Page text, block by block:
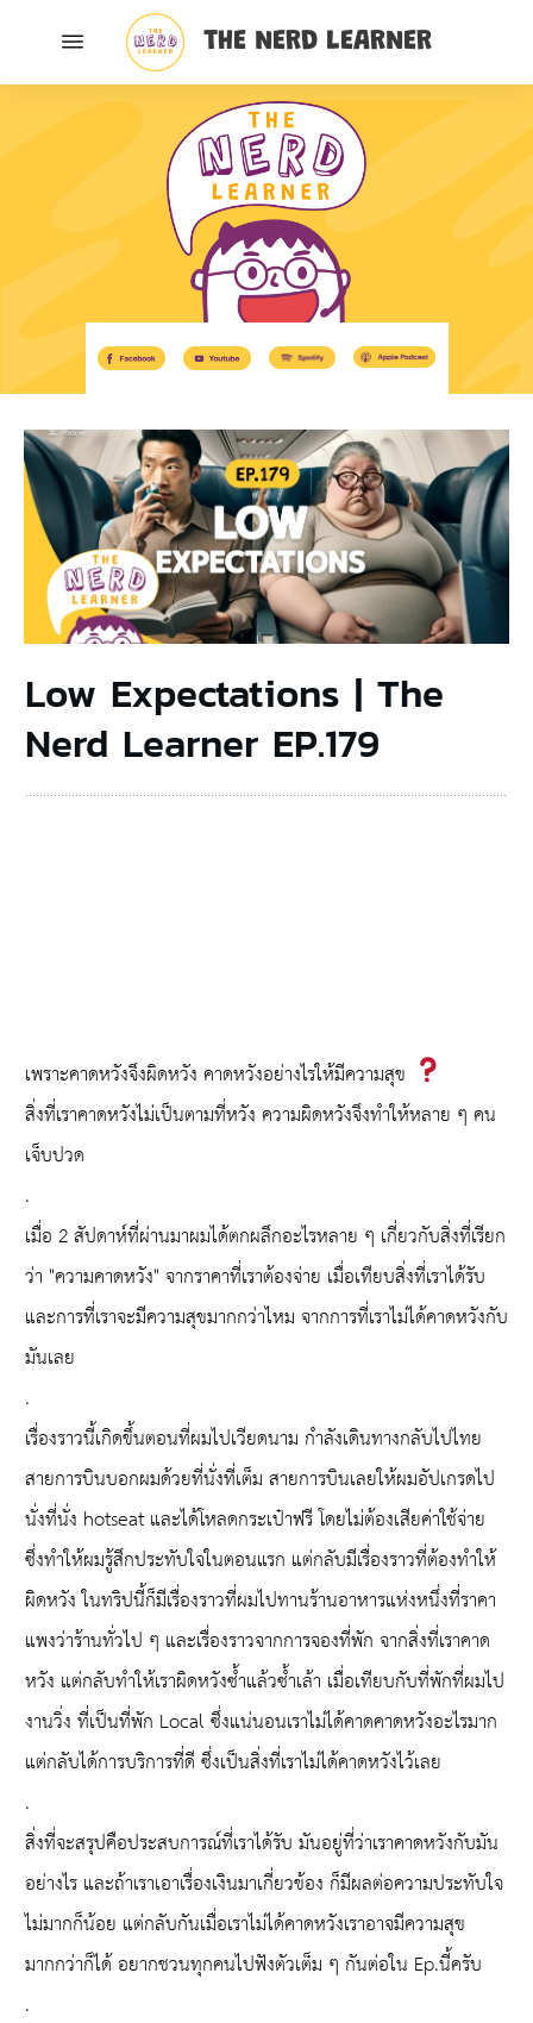
THE NERD LEARNER
Low Expectations | The
Nerd Learner EP.179
เพราะคาดหวังจึงผิดหวัง คาดหวังอย่างไรให้มีความสุข
สิ่งที่เราคาดหวังไม่เป็นตามที่หวัง ความผิดหวังจึงทำให้หลาย ๆ คน
เจ็บปวด
.
เมื่อ 2 สัปดาห์ที่ผ่านมาผมได้ตกผลึกอะไรหลาย ๆ เกี่ยวกับสิ่งที่เรียก
ว่า "ความคาดหวัง" จากราคาที่เราต้องจ่าย เมื่อเทียบสิ่งที่เราได้รับ
และการที่เราจะมีความสุขมากกว่าไหม จากการที่เราไม่ได้คาดหวังกับ
มันเลย
.
เรื่องราวนี้เกิดขึ้นตอนที่ผมไปเวียดนาม กำลังเดินทางกลับไปไทย
สายการบินบอกผมด้วยที่นั่งที่เต็ม สายการบินเลยให้ผมอัปเกรดไป
นั่งที่นั่ง hotseat และได้โหลดกระเป๋าฟรี โดยไม่ต้องเสียค่าใช้จ่าย
ซึ่งทำให้ผมรู้สึกประทับใจในตอนแรก แต่กลับมีเรื่องราวที่ต้องทำให้
ผิดหวัง ในทริปนี้ก็มีเรื่องราวที่ผมไปทานร้านอาหารแห่งหนึ่งที่ราคา
แพงว่าร้านทั่วไป ๆ และเรื่องราวจากการจองที่พัก จากสิ่งที่เราคาด
หวัง แต่กลับทำให้เราผิดหวังซ้ำแล้วซ้ำเล้า เมื่อเทียบกับที่พักที่ผมไป
งานวิ่ง ที่เป็นที่พัก Local ซึ่งแน่นอนเราไม่ได้คาดคาดหวังอะไรมาก
แต่กลับได้การบริการที่ดี ซึ่งเป็นสิ่งที่เราไม่ได้คาดหวังไว้เลย
.
สิ่งที่จะสรุปคือประสบการณ์ที่เราได้รับ มันอยู่ที่ว่าเราคาดหวังกับมัน
อย่างไร และถ้าเราเอาเรื่องเงินมาเกี่ยวข้อง ก็มีผลต่อความประทับใจ
ไม่มากก็น้อย แต่กลับกันเมื่อเราไม่ได้คาดหวังเราอาจมีความสุข
มากกว่าก็ได้ อยากชวนทุกคนไปฟังตัวเต็ม ๆ กันต่อใน Ep.นี้ครับ
.